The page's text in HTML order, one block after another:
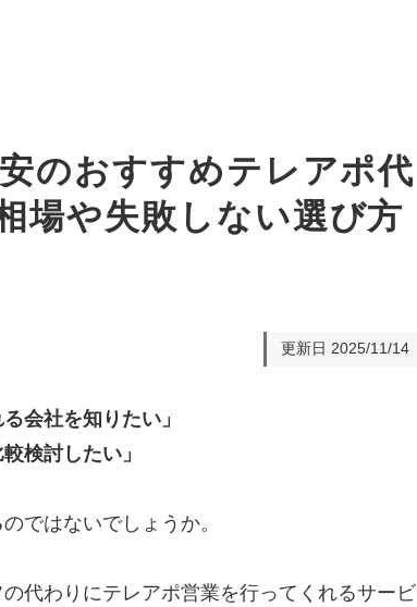
オーダーメイド支援
お役立ち資料
料金表
年収エージェント
のおすすめテレアポ代
場や失敗しない選び方
更新日 2025/11/14
会社を知りたい」
検討したい」
ではないでしょうか。
代わりにテレアポ営業を行ってくれるサービ